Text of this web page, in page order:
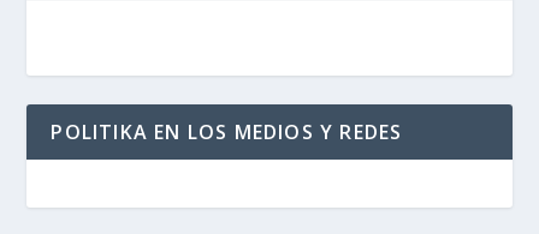
POLITIKA EN LOS MEDIOS Y REDES